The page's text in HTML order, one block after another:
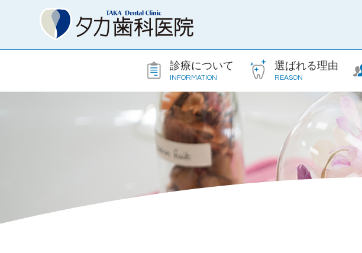
診療について
INFORMATION
選ばれる理由
REASON